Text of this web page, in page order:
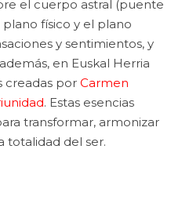
el cuerpo astral (puente
físico y el plano
y sentimientos, y
en Euskal Herria
creadas por Carmen
. Estas esencias
transformar, armonizar
totalidad del ser.